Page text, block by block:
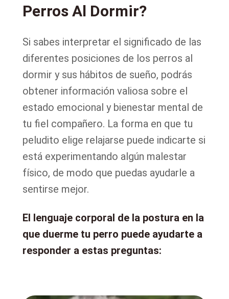
Perros Al Dormir?
Si sabes interpretar el significado de las
diferentes posiciones de los perros al
dormir y sus hábitos de sueño, podrás
obtener información valiosa sobre el
estado emocional y bienestar mental de
tu fiel compañero. La forma en que tu
peludito elige relajarse puede indicarte si
está experimentando algún malestar
físico, de modo que puedas ayudarle a
sentirse mejor.
El lenguaje corporal de la postura en la
que duerme tu perro puede ayudarte a
responder a estas preguntas: